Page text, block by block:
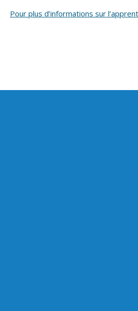
Pour plus d’informations sur